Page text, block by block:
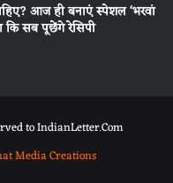
आज ही बनाएं स्पेशल ‘भरवां
कि सब पूछेंगे रेसिपी
to IndianLetter.Com
Media Creations